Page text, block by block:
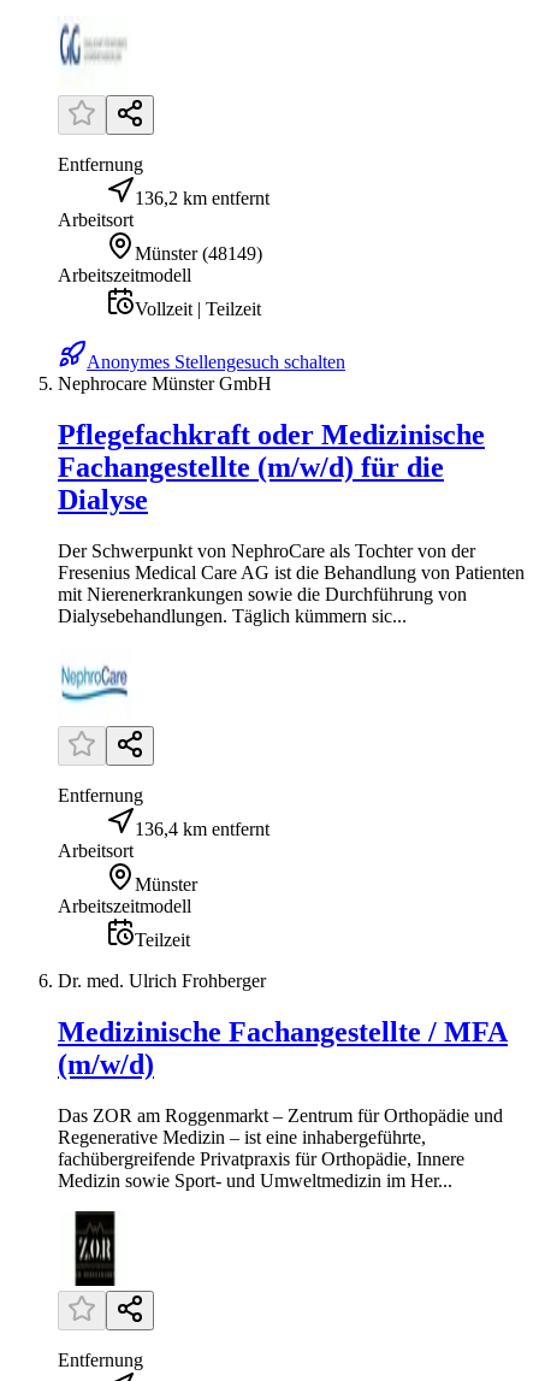
Entfernung
136,2 km entfernt
Arbeitsort
Münster (48149)
Arbeitszeitmodell
Vollzeit | Teilzeit
Anonymes Stellengesuch schalten
Nephrocare Münster GmbH
Pflegefachkraft oder Medizinische
Fachangestellte (m/w/d) für die
Dialyse
Der Schwerpunkt von NephroCare als Tochter von der
Fresenius Medical Care AG ist die Behandlung von Patienten
mit Nierenerkrankungen sowie die Durchführung von
Dialysebehandlungen. Täglich kümmern sic...
Entfernung
136,4 km entfernt
Arbeitsort
Münster
Arbeitszeitmodell
Teilzeit
Dr. med. Ulrich Frohberger
Medizinische Fachangestellte / MFA
(m/w/d)
Das ZOR am Roggenmarkt – Zentrum für Orthopädie und
Regenerative Medizin – ist eine inhabergeführte,
fachübergreifende Privatpraxis für Orthopädie, Innere
Medizin sowie Sport- und Umweltmedizin im Her...
Entfernung